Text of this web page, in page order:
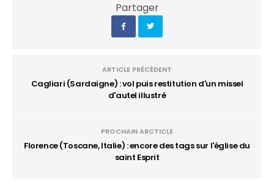
Partager
ARTICLE PRÉCÉDENT
Cagliari (Sardaigne) : vol puis restitution d'un missel
d'autel illustré
PROCHAIN ARCTICLE
Florence (Toscane, Italie) : encore des tags sur l'église du
saint Esprit